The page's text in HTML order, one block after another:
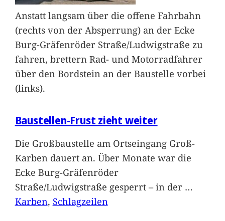
Anstatt langsam über die offene Fahrbahn
(rechts von der Absperrung) an der Ecke
Burg-Gräfenröder Straße/Ludwigstraße zu
fahren, brettern Rad- und Motorradfahrer
über den Bordstein an der Baustelle vorbei
(links).
Baustellen-Frust zieht weiter
Die Großbaustelle am Ortseingang Groß-
Karben dauert an. Über Monate war die
Ecke Burg-Gräfenröder
Straße/Ludwigstraße gesperrt – in der …
Karben, Schlagzeilen